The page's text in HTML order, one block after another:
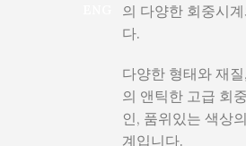
의 다양한 회중시
다.
다양한 형태와 재
의 앤틱한 고급 회
인, 품위있는 색상
계입니다.